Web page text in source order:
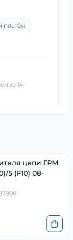
платёж
14
цепи ГРМ
5 (F10) 08-